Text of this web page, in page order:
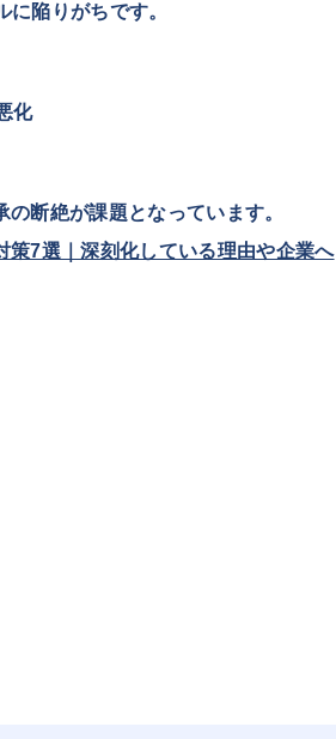
陥りがちです。
化
断絶が課題となっています。
策7選｜深刻化している理由や企業へ